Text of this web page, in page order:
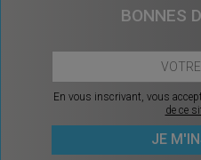
BONNES
En vous inscrivant, vous
de ce